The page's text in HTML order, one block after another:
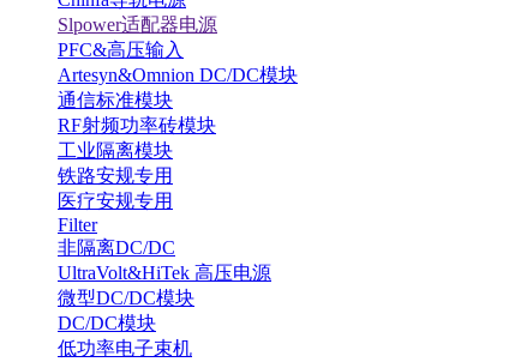
Slpower适配器电源
PFC&高压输入
Artesyn&Omnion DC/DC模块
通信标准模块
RF射频功率砖模块
工业隔离模块
铁路安规专用
医疗安规专用
Filter
非隔离DC/DC
UltraVolt&HiTek 高压电源
微型DC/DC模块
DC/DC模块
低功率电子束机